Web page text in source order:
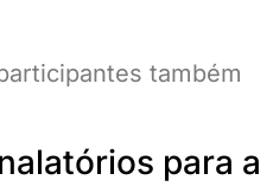
também
para a